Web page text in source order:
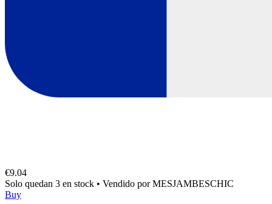
€9.04
Solo quedan 3 en stock • Vendido porMESJAMBESCHIC
Buy